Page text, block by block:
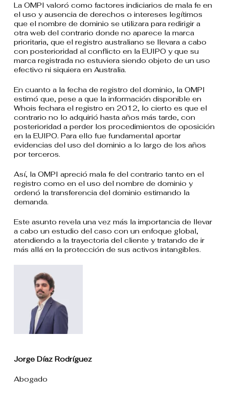
La OMPI valoró como factores indiciarios de mala fe en
el uso y ausencia de derechos o intereses legítimos
que el nombre de dominio se utilizara para redirigir a
otra web del contrario donde no aparece la marca
prioritaria, que el registro australiano se llevara a cabo
con posterioridad al conflicto en la EUIPO y que su
marca registrada no estuviera siendo objeto de un uso
efectivo ni siquiera en Australia.
En cuanto a la fecha de registro del dominio, la OMPI
estimó que, pese a que la información disponible en
Whois fechara el registro en 2012, lo cierto es que el
contrario no lo adquirió hasta años más tarde, con
posterioridad a perder los procedimientos de oposición
en la EUIPO. Para ello fue fundamental aportar
evidencias del uso del dominio a lo largo de los años
por terceros.
Así, la OMPI apreció mala fe del contrario tanto en el
registro como en el uso del nombre de dominio y
ordenó la transferencia del dominio estimando la
demanda.
Este asunto revela una vez más la importancia de llevar
a cabo un estudio del caso con un enfoque global,
atendiendo a la trayectoria del cliente y tratando de ir
más allá en la protección de sus activos intangibles.
Jorge Díaz Rodríguez
Abogado